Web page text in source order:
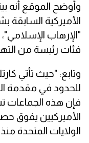
وأوضح الموقع أنه
الأميركية
"الإرهاب
فئات رئيسة من
وتابع: "حيث تأتي
للحدود في مقدمة
فإن هذه
الأميركيين يفوق
الولايات المتحدة منذ عام